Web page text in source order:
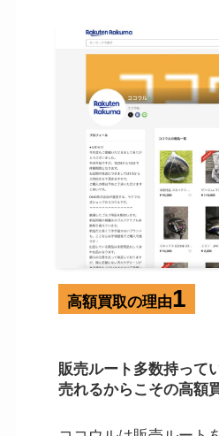
高額買取の理由1
販売ルート多数持って
売れるからこその高額